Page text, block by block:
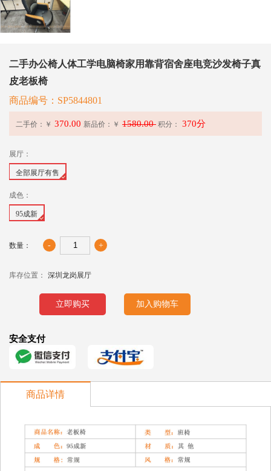
二手办公椅人体工学电脑椅家用靠背宿舍座电竞沙发椅子真
皮老板椅
商品编号：SP5844801
二手价：￥ 370.00 新品价： ￥ 1580.00 积分： 370分
展厅：
全部展厅有售
成色：
95成新
数量： - +
库存位置： 深圳龙岗展厅
立即购买 加入购物车
安全支付
商品详情